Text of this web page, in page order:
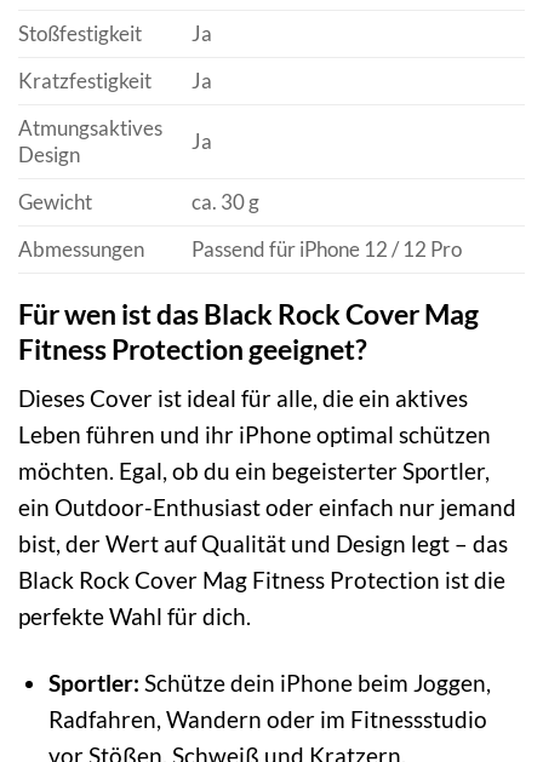
Stoßfestigkeit
Ja
Kratzfestigkeit
Ja
Atmungsaktives
Design
Ja
Gewicht
ca. 30 g
Abmessungen
Passend für iPhone 12 / 12 Pro
Für wen ist das Black Rock Cover Mag
Fitness Protection geeignet?
Dieses Cover ist ideal für alle, die ein aktives
Leben führen und ihr iPhone optimal schützen
möchten. Egal, ob du ein begeisterter Sportler,
ein Outdoor-Enthusiast oder einfach nur jemand
bist, der Wert auf Qualität und Design legt – das
Black Rock Cover Mag Fitness Protection ist die
perfekte Wahl für dich.
Sportler: Schütze dein iPhone beim Joggen,
Radfahren, Wandern oder im Fitnessstudio
vor Stößen, Schweiß und Kratzern.